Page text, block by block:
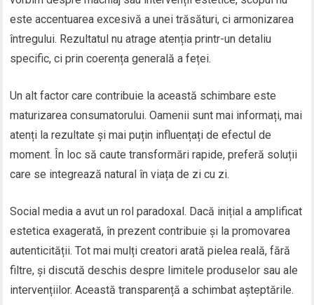
este accentuarea excesivă a unei trăsături, ci armonizarea
întregului. Rezultatul nu atrage atenția printr-un detaliu
specific, ci prin coerența generală a feței.
Un alt factor care contribuie la această schimbare este
maturizarea consumatorului. Oamenii sunt mai informați, mai
atenți la rezultate și mai puțin influențați de efectul de
moment. În loc să caute transformări rapide, preferă soluții
care se integrează natural în viața de zi cu zi.
Social media a avut un rol paradoxal. Dacă inițial a amplificat
estetica exagerată, în prezent contribuie și la promovarea
autenticității. Tot mai mulți creatori arată pielea reală, fără
filtre, și discută deschis despre limitele produselor sau ale
intervențiilor. Această transparență a schimbat așteptările.